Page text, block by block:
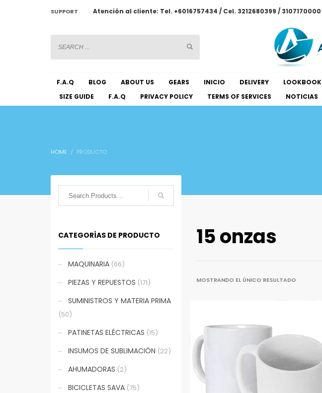
SUPPORT Atención al cliente: Tel. +6016757434 / Cel. 3212680399 / 3107170000
F.A.Q BLOG ABOUT US GEARS INICIO DELIVERY LOOKBOOK
SIZE GUIDE
F.A.Q PRIVACY POLICY TERMS OF SERVICES NOTICIAS
HOME PRODUCTO
15 onzas
MOSTRANDO EL ÚNICO RESULTADO
CATEGORÍAS DE PRODUCTO
MAQUINARIA (66)
PIEZAS Y REPUESTOS (171)
SUMINISTROS Y MATERIA PRIMA
(50)
PATINETAS ELÉCTRICAS (15)
INSUMOS DE SUBLIMACIÓN (22)
AHUMADORAS (2)
BICICLETAS SAVA (75)